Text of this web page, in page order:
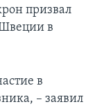
призвал
в
в
– заявил